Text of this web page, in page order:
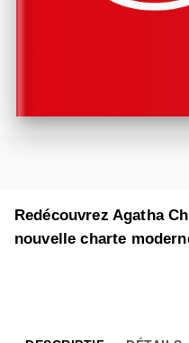
Redécouvrez Agatha
nouvelle charte